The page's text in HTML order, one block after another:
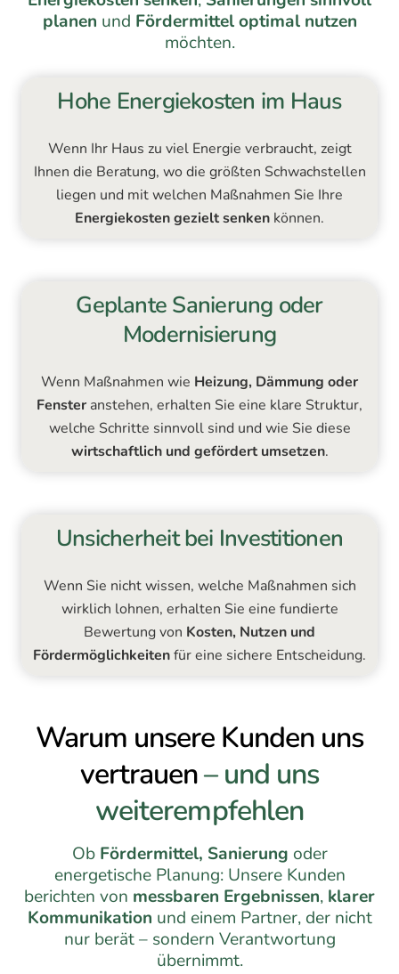
planen und Fördermittel optimal nutzen
möchten.
Hohe Energiekosten im Haus
Wenn Ihr Haus zu viel Energie verbraucht, zeigt
Ihnen die Beratung, wo die größten Schwachstellen
liegen und mit welchen Maßnahmen Sie Ihre
Energiekosten gezielt senken können.
Geplante Sanierung oder
Modernisierung
Wenn Maßnahmen wie Heizung, Dämmung oder
Fenster anstehen, erhalten Sie eine klare Struktur,
welche Schritte sinnvoll sind und wie Sie diese
wirtschaftlich und gefördert umsetzen.
Unsicherheit bei Investitionen
Wenn Sie nicht wissen, welche Maßnahmen sich
wirklich lohnen, erhalten Sie eine fundierte
Bewertung von Kosten, Nutzen und
Fördermöglichkeitenfür eine sichere Entscheidung.
Warum unsere Kunden uns
vertrauen– und uns
weiterempfehlen
Ob Fördermittel, Sanierung oder
energetische Planung: Unsere Kunden
berichten von messbaren Ergebnissen, klarer
Kommunikation und einem Partner, der nicht
nur berät – sondern Verantwortung
übernimmt.